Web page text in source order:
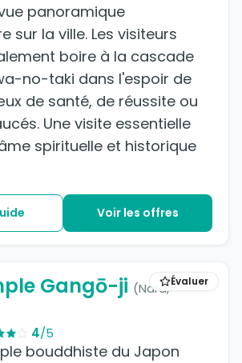
panoramique
sur la ville. Les visiteurs
boire à la cascade
no-taki dans l'espoir de
de santé, de réussite ou
Une visite essentielle
spirituelle et historique
Voir les offres
Évaluer
Gangō-ji (Nara,
4/5
bouddhiste du Japon